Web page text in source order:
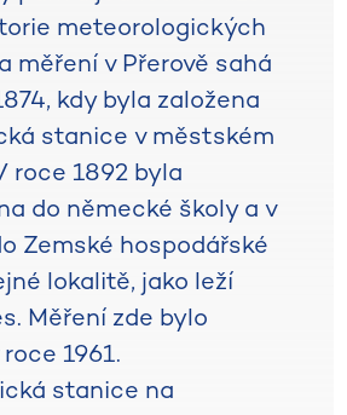
meteorologických
měření v Přerově sahá
kdy byla založena
stanice v městském
roce 1892 byla
do německé školy a v
Zemské hospodářské
lokalitě, jako leží
Měření zde bylo
1961.
stanice na